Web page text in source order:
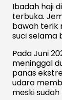
Ibadah haji
terbuka.
bawah terik
suci selama
Pada Juni
meninggal
panas
udara
meski